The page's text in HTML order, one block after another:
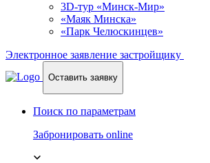
3D-тур «Минск-Мир»
«Маяк Минска»
«Парк Челюскинцев»
Электронное заявление застройщику
Оставить заявку
Поиск по параметрам
Забронировать online